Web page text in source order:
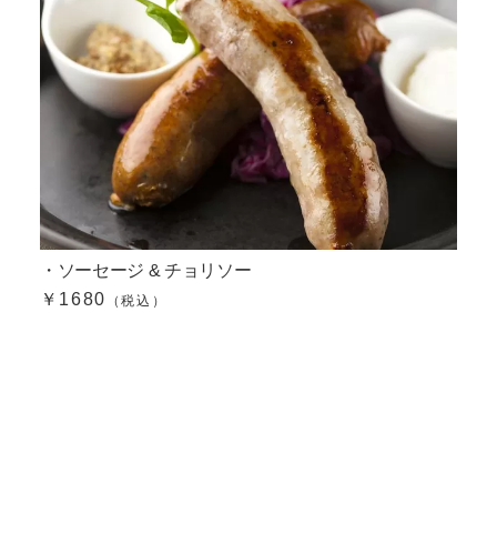
・ソーセージ & チョリソー
￥1680
（税込）